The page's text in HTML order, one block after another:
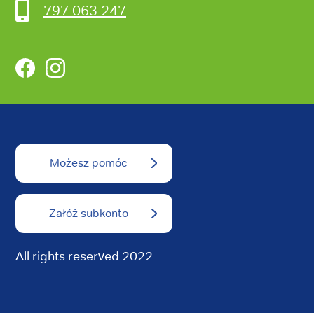
797 063 247
FacebookInstagram
Możesz pomóc
Załóż subkonto
All rights reserved 2022